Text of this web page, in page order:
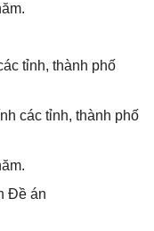
tỉnh, thành phố
các tỉnh, thành phố
Đề án